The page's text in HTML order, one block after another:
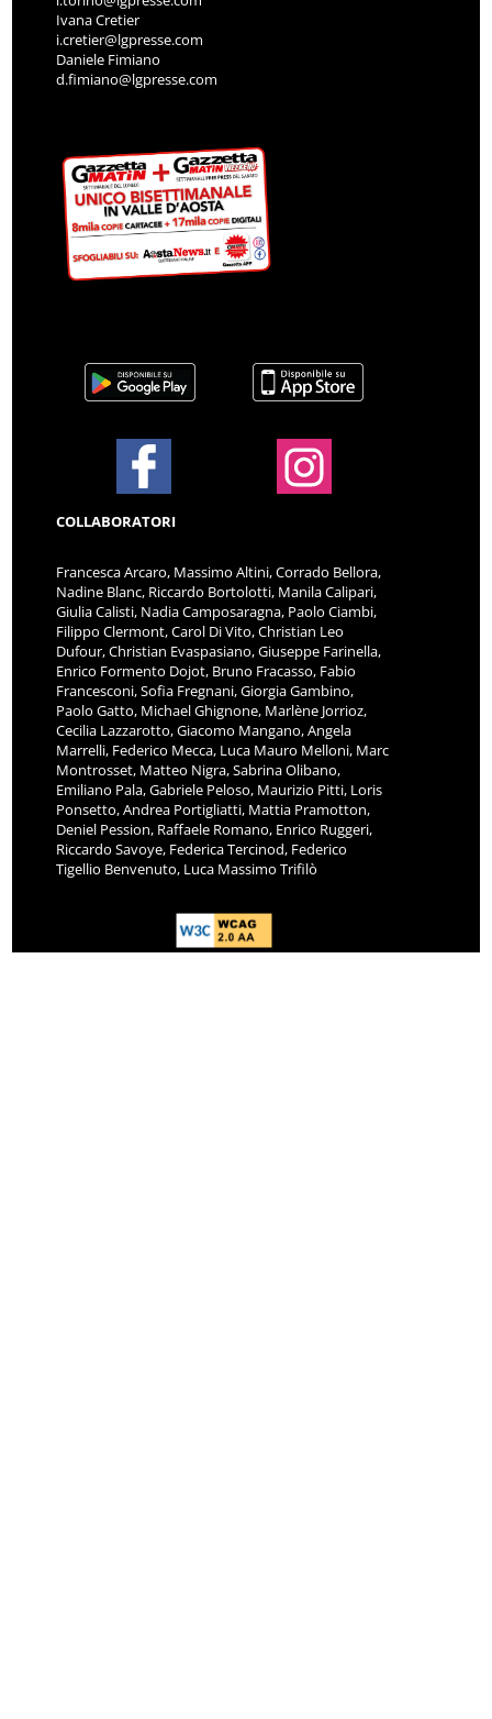
Ivana Cretier
i.cretier@lgpresse.com
Daniele Fimiano
d.fimiano@lgpresse.com
COLLABORATORI
Francesca Arcaro, Massimo Altini, Corrado Bellora,
Nadine Blanc, Riccardo Bortolotti, Manila Calipari,
Giulia Calisti, Nadia Camposaragna, Paolo Ciambi,
Filippo Clermont, Carol Di Vito, Christian Leo
Dufour, Christian Evaspasiano, Giuseppe Farinella,
Enrico Formento Dojot, Bruno Fracasso, Fabio
Francesconi, Sofia Fregnani, Giorgia Gambino,
Paolo Gatto, Michael Ghignone, Marlène Jorrioz,
Cecilia Lazzarotto, Giacomo Mangano, Angela
Marrelli, Federico Mecca, Luca Mauro Melloni, Marc
Montrosset, Matteo Nigra, Sabrina Olibano,
Emiliano Pala, Gabriele Peloso, Maurizio Pitti, Loris
Ponsetto, Andrea Portigliatti, Mattia Pramotton,
Deniel Pession, Raffaele Romano, Enrico Ruggeri,
Riccardo Savoye, Federica Tercinod, Federico
Tigellio Benvenuto, Luca Massimo Trifilò